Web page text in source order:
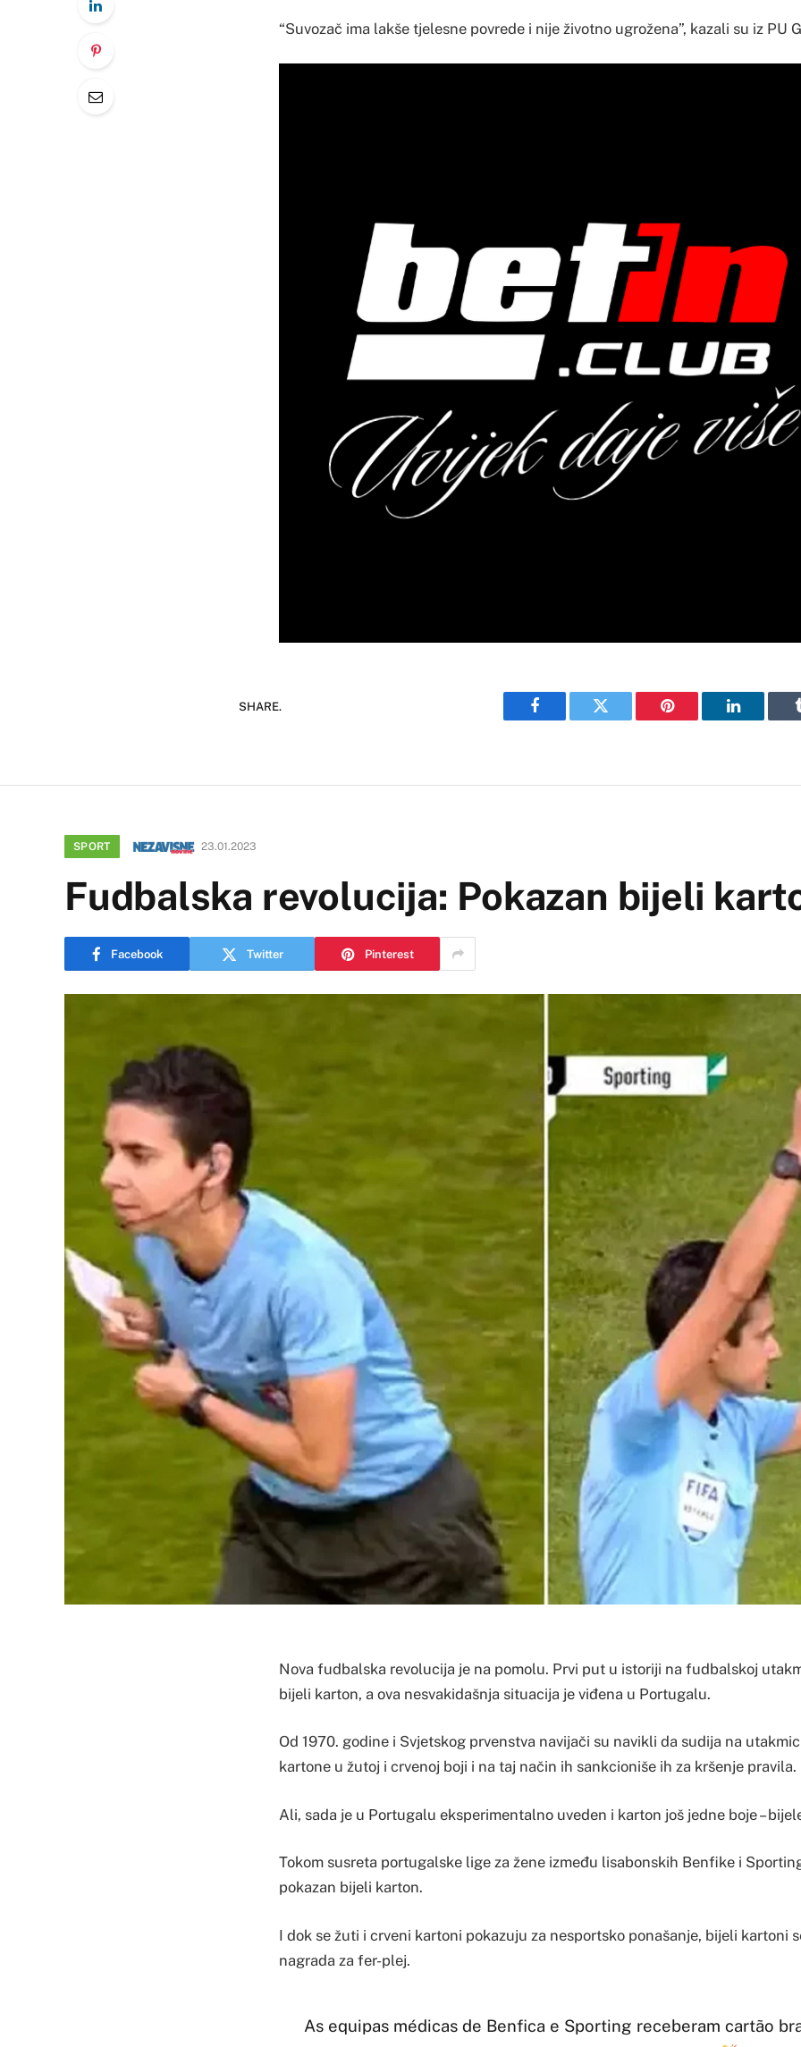
“Suvozač ima lakše tjelesne povrede i nije životno ugrožena”, kazali su iz PU
SHARE.
Facebook Twitter Pinterest LinkedIn
SPORT 23.01.2023
Fudbalska revolucija: Pokazan bijeli
Facebook Twitter Pinterest
Nova fudbalska revolucija je na pomolu. Prvi put u istoriji na fudbalskoj
bijeli karton, a ova nesvakidašnja situacija je viđena u Portugalu.
Od 1970. godine i Svjetskog prvenstva navijači su navikli da sudija na
kartone u žutoj i crvenoj boji i na taj način ih sankcioniše ih za kršenje pravila.
Ali, sada je u Portugalu eksperimentalno uveden i karton još jedne boje –
Tokom susreta portugalske lige za žene između lisabonskih Benfike i
pokazan bijeli karton.
I dok se žuti i crveni kartoni pokazuju za nesportsko ponašanje, bijeli kartoni
nagrada za fer-plej.
As equipas médicas de Benfica e Sporting receberam cartão